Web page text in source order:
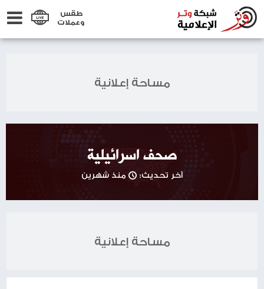
طقس
وعملات
مساحة إعلانية
صحف اسرائيلية
آخر تحديث: منذ شهرين
مساحة إعلانية